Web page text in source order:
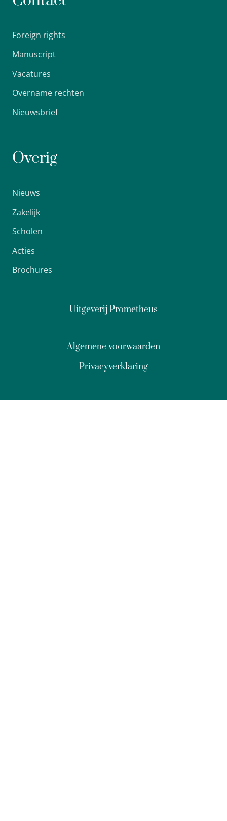
Foreign rights
Manuscript
Vacatures
Overname rechten
Nieuwsbrief
Overig
Nieuws
Zakelijk
Scholen
Acties
Brochures
Uitgeverij Prometheus
Privacyverklaring
Algemene voorwaarden